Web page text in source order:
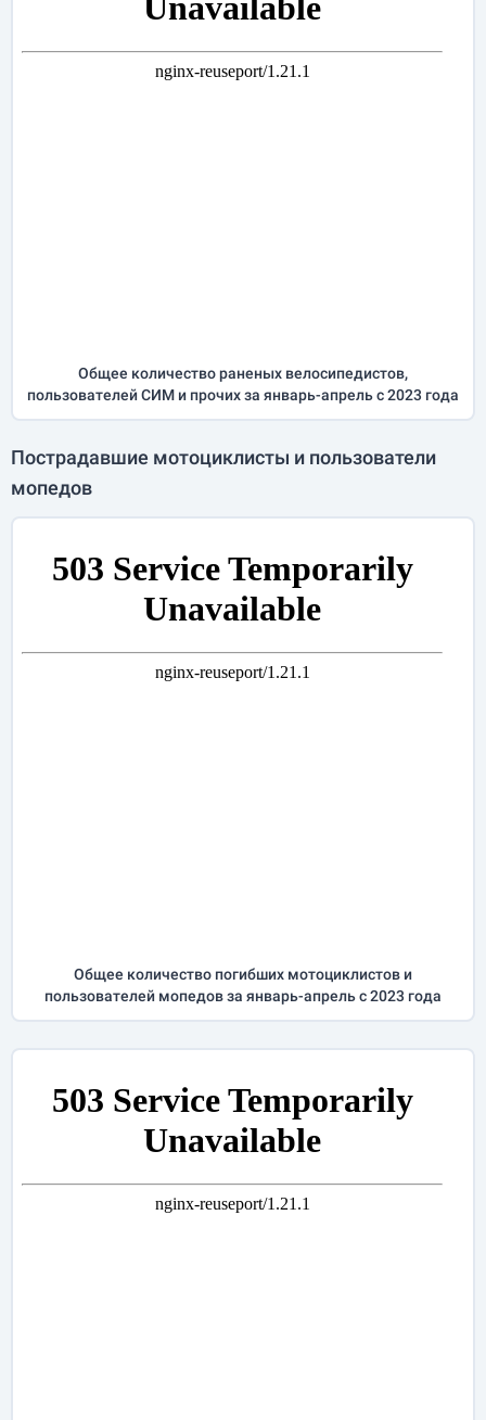
Общее количество раненых велосипедистов,
пользователей СИМ и прочих за январь-апрельс 2023 года
Пострадавшие мотоциклисты и пользователи
мопедов
Общее количество погибших мотоциклистов и
пользователей мопедов за январь-апрельс 2023 года